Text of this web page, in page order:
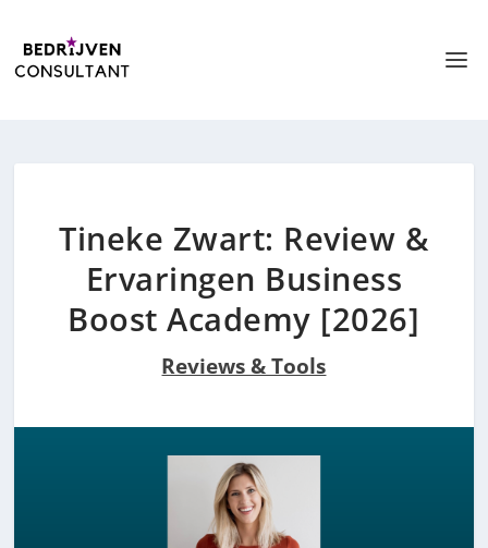
Tineke Zwart: Review &
Ervaringen Business
Boost Academy [2026]
Reviews & Tools